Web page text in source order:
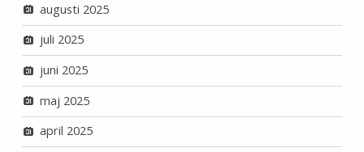
augusti 2025
juli 2025
juni 2025
maj 2025
april 2025